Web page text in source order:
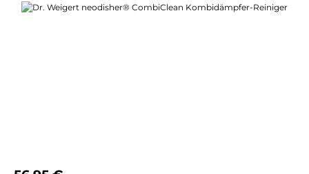
Bildergalerie überspringen
Regulärer Preis: